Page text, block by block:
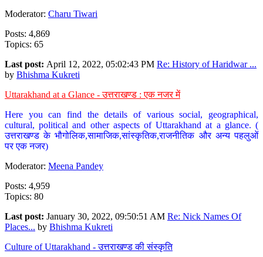
Moderator: Charu Tiwari
Posts: 4,869
Topics: 65
Last post: April 12, 2022, 05:02:43 PM Re: History of Haridwar ...
by Bhishma Kukreti
Uttarakhand at a Glance - उत्तराखण्ड : एक नजर में
Here you can find the details of various social, geographical,
cultural, political and other aspects of Uttarakhand at a glance. (
उत्तराखण्ड के भौगोलिक,सामाजिक,सांस्कृतिक,राजनीतिक और अन्य पहलुओं
पर एक नजर)
Moderator: Meena Pandey
Posts: 4,959
Topics: 80
Last post: January 30, 2022, 09:50:51 AM Re: Nick Names Of
Places... by Bhishma Kukreti
Culture of Uttarakhand - उत्तराखण्ड की संस्कृति